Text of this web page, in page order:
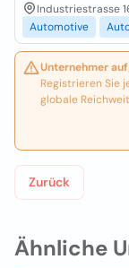
Ähnliche
Industriestrasse
Automotive
Unternehmer
Registrieren Sie
globale
Zurück